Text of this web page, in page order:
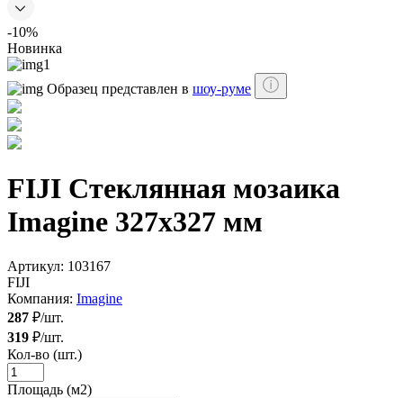
-10%
Новинка
Образец представлен в шоу-руме
FIJI Стеклянная мозаика
Imagine 327х327 мм
Артикул: 103167
FIJI
Компания: Imagine
287 ₽/шт.
319 ₽/шт.
Кол-во (шт.)
Площадь (м2)